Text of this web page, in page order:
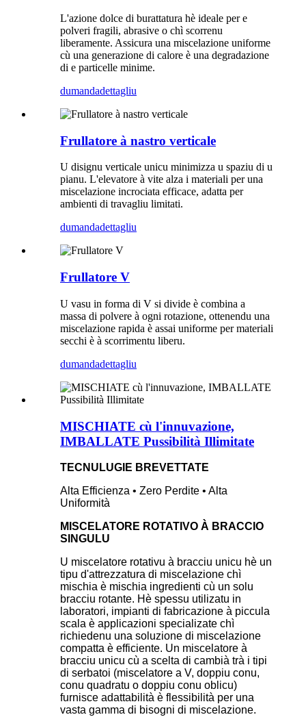
L'azione dolce di burattatura hè ideale per e
polveri fragili, abrasive o chì scorrenu
liberamente. Assicura una miscelazione uniforme
cù una generazione di calore è una degradazione
di e particelle minime.
dumandadettagliu
Frullatore à nastro verticale
U disignu verticale unicu minimizza u spaziu di u
pianu. L'elevatore à vite alza i materiali per una
miscelazione incrociata efficace, adatta per
ambienti di travagliu limitati.
dumandadettagliu
Frullatore V
U vasu in forma di V si divide è combina a
massa di polvere à ogni rotazione, ottenendu una
miscelazione rapida è assai uniforme per materiali
secchi è à scorrimentu liberu.
dumandadettagliu
MISCHIATE cù l'innuvazione,
IMBALLATE Pussibilità Illimitate
TECNULUGIE BREVETTATE
Alta Efficienza • Zero Perdite • Alta
Uniformità
MISCELATORE ROTATIVO À BRACCIO
SINGULU
U miscelatore rotativu à bracciu unicu hè un
tipu d'attrezzatura di miscelazione chì
mischia è mischia ingredienti cù un solu
bracciu rotante. Hè spessu utilizatu in
laboratori, impianti di fabricazione à piccula
scala è applicazioni specializate chì
richiedenu una soluzione di miscelazione
compatta è efficiente. Un miscelatore à
bracciu unicu cù a scelta di cambià trà i tipi
di serbatoi (miscelatore a V, doppiu conu,
conu quadratu o doppiu conu oblicu)
furnisce adattabilità è flessibilità per una
vasta gamma di bisogni di miscelazione.